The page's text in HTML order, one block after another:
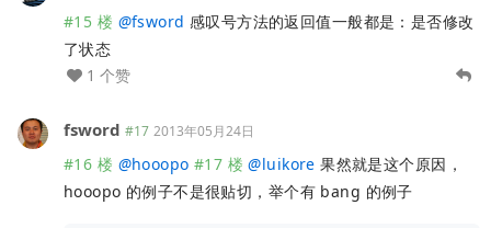
#15 楼 @fsword 感叹号方法的返回值一般都是：是否修改
了状态
1 个赞
fsword #17 2013年05月24日
#16 楼 @hooopo #17 楼 @luikore 果然就是这个原因，
hooopo 的例子不是很贴切，举个有 bang 的例子